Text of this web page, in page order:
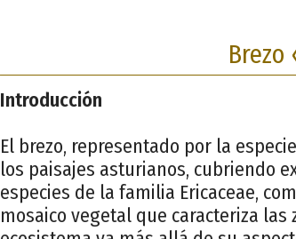
Brezo
Introducción
El brezo, representado por la
los paisajes asturianos, cubriendo
especies de la familia Ericaceae,
mosaico vegetal que caracteriza